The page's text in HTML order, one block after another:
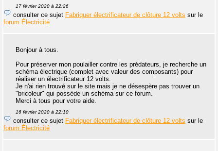
17 février 2020 à 22:26
consulter ce sujet Fabriquer électrificateur de clôture 12 volts sur le
forum Électricité
Bonjour à tous.
Pour préserver mon poulailler contre les prédateurs, je recherche un
schéma électrique (complet avec valeur des composants) pour
réaliser un électrificateur 12 volts.
Je n'ai rien trouvé sur le site mais je ne désespère pas trouver un
"bricoleur" qui possède un schéma sur ce forum.
Merci à tous pour votre aide.
16 février 2020 à 22:10
consulter ce sujet Fabriquer électrificateur de clôture 12 volts sur le
forum Électricité